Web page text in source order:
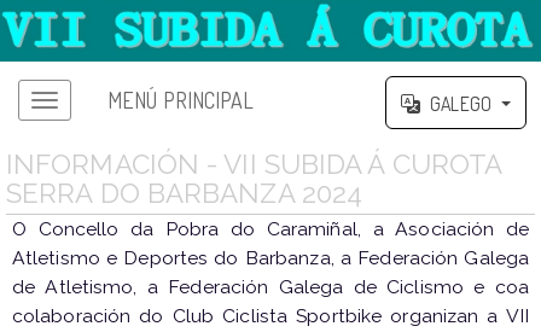
Menú principalMENÚ PRINCIPAL GALEGO
INFORMACIÓN - VII SUBIDA Á CUROTA
SERRA DO BARBANZA 2024
O Concello da Pobra do Caramiñal, a Asociación de
Atletismo e Deportes do Barbanza, a Federación Galega
de Atletismo, a Federación Galega de Ciclismo e coa
colaboración do Club Ciclista Sportbike organizan a VII